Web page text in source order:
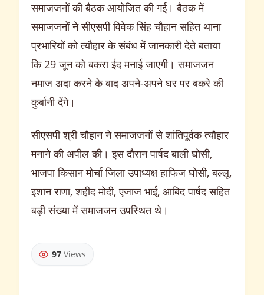
समाजजनों की बैठक आयोजित की गई। बैठक में
समाजजनों ने सीएसपी विवेक सिंह चौहान सहित थाना
प्रभारियों को त्यौहार के संबंध में जानकारी देते बताया
कि 29 जून को बकरा ईद मनाई जाएगी। समाजजन
नमाज अदा करने के बाद अपने-अपने घर पर बकरे की
कुर्बानी देंगे।
सीएसपी श्री चौहान ने समाजजनों से शांतिपूर्वक त्यौहार
मनाने की अपील की। इस दौरान पार्षद बाली घोसी,
भाजपा किसान मोर्चा जिला उपाध्यक्ष हाफिज घोसी, बल्लू,
इशान राणा, शहीद मोदी, एजाज भाई, आबिद पार्षद सहित
बड़ी संख्या में समाजजन उपस्थित थे।
97 Views